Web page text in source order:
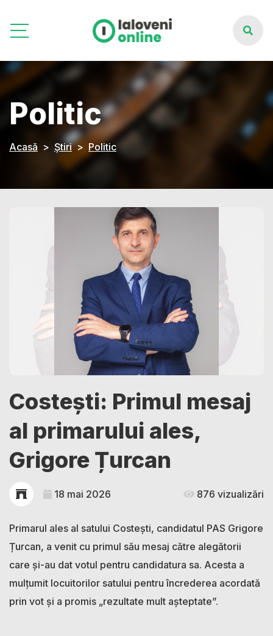
Politic
Acasă Știri Politic
Costești: Primul mesaj
al primarului ales,
Grigore Țurcan
18 mai 2026 876 vizualizări
Primarul ales al satului Costești, candidatul PAS Grigore
Țurcan, a venit cu primul său mesaj către alegătorii
care și-au dat votul pentru candidatura sa. Acesta a
mulțumit locuitorilor satului pentru încrederea acordată
prin vot și a promis „rezultate mult așteptate”.